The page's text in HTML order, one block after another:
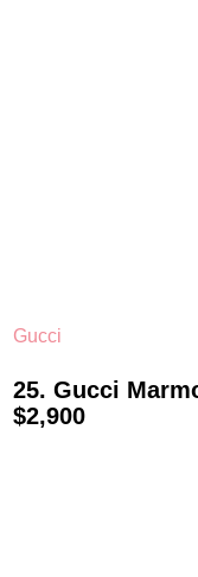
Gucci
25. Gucci
$2,900